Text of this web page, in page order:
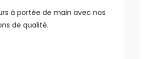
à portée de main avec nos
de qualité.